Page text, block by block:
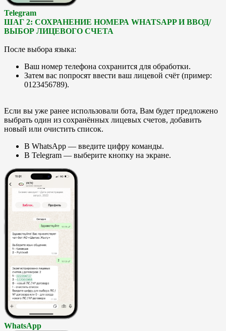
Telegram
ШАГ 2: СОХРАНЕНИЕ НОМЕРА WHATSAPP И ВВОД/
ВЫБОР ЛИЦЕВОГО СЧЕТА
После выбора языка:
Ваш номер телефона сохранится для обработки.
Затем вас попросят ввести ваш лицевой счёт (пример:
0123456789).
Если вы уже ранее использовали бота, Вам будет предложено
выбрать один из сохранённых лицевых счетов, добавить
новый или очистить список.
В WhatsApp — введите цифру команды.
В Telegram — выберите кнопку на экране.
WhatsApp